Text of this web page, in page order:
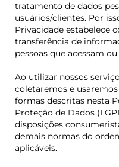
tratamento de dados
usuários/clientes. Por
Privacidade estabelece
transferência de
pessoas que acessam
Ao utilizar nossos
coletaremos e
formas descritas nesta
Proteção de Dados
disposições
demais normas do
aplicáveis.